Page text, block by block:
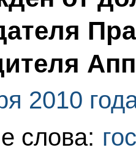
2010
слова: